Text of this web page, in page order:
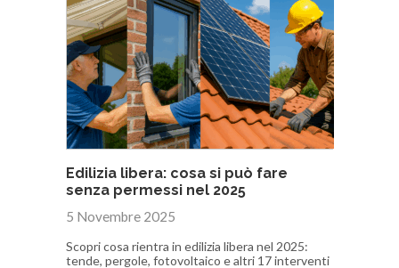
Edilizia libera: cosa si può fare
senza permessi nel 2025
5 Novembre 2025
Scopri cosa rientra in edilizia libera nel 2025:
tende, pergole, fotovoltaico e altri 17 interventi